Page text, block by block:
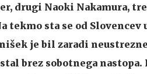
drugi Naoki Nakamura,
tekmo sta se od
je bil zaradi
brez sobotnega